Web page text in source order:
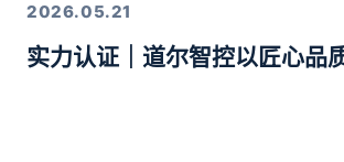
2026.05.21
实力认证｜道尔智控以匠心品